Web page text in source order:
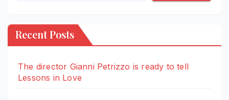
Recent Posts
The director Gianni Petrizzo is ready to tell
Lessons in Love